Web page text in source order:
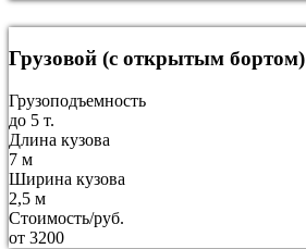
Грузовой (с открытым бортом)
Грузоподъемность
до 5 т.
Длина кузова
7 м
Ширина кузова
2,5 м
Стоимость/руб.
от 3200